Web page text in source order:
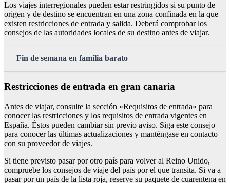
Los viajes interregionales pueden estar restringidos si su punto de
origen y de destino se encuentran en una zona confinada en la que
existen restricciones de entrada y salida. Deberá comprobar los
consejos de las autoridades locales de su destino antes de viajar.
Fin de semana en familia barato
Restricciones de entrada en gran canaria
Antes de viajar, consulte la sección «Requisitos de entrada» para
conocer las restricciones y los requisitos de entrada vigentes en
España. Éstos pueden cambiar sin previo aviso. Siga este consejo
para conocer las últimas actualizaciones y manténgase en contacto
con su proveedor de viajes.
Si tiene previsto pasar por otro país para volver al Reino Unido,
compruebe los consejos de viaje del país por el que transita. Si va a
pasar por un país de la lista roja, reserve su paquete de cuarentena en